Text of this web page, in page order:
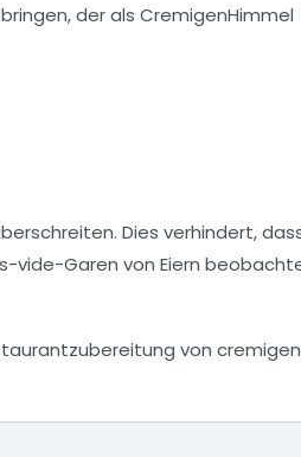
der als CremigenHimmel
Dies verhindert,
vide-Garen von Eiern
von cremigen